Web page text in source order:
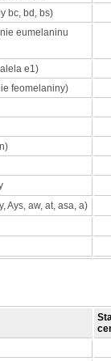
bc, bd, bs)
eumelaninu
e1)
feomelaniny)
Ays, aw, at, asa, a)